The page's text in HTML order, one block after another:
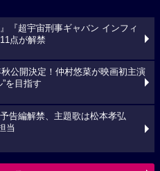
『超宇宙刑事ギャバン インフィ
点が解禁
秋公開決定！仲村悠菜が映画初主演
を目指す
告編解禁、主題歌は松本孝弘
当